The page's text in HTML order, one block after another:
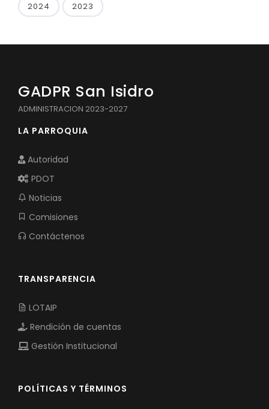
2024 2023
GADPR San Isidro
ADMINISTRACION 2023-2027
LA PARROQUIA
Autoridad
PDOT
Noticias
Comisiones
Contáctenos
TRANSPARENCIA
LOTAIP
Rendición de cuentas
Gestión Institucional
POLÍTICAS Y TÉRMINOS